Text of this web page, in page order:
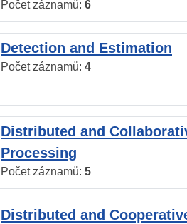
Počet záznamů: 6
Detection and Estimation
Počet záznamů: 4
Distributed and
Processing
Počet záznamů: 5
Distributed and